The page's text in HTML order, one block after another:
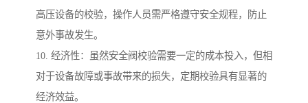
高压设备的校验，操作人员需严格遵守安全规程，防止
意外事故发生。
10. 经济性：虽然安全阀校验需要一定的成本投入，但相
对于设备故障或事故带来的损失，定期校验具有显著的
经济效益。